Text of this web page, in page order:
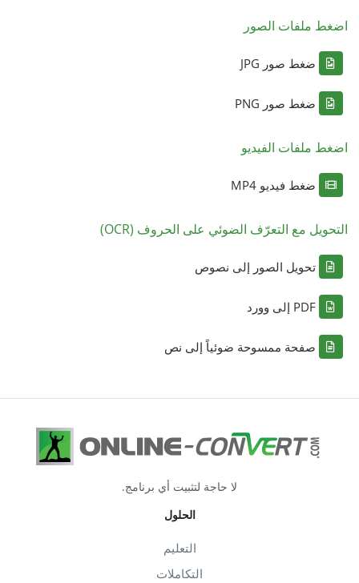
اضغط ملفات الصور
ضغط صور JPG
ضغط صور PNG
اضغط ملفات الفيديو
ضغط فيديو MP4
التحويل مع التعرّف الضوئي على الحروف (OCR)
تحويل الصور إلى نصوص
PDF إلى وورد
صفحة ممسوحة ضوئياً إلى نص
لا حاجة لتثبيت أي برنامج.
الحلول
التعليم
التكاملات